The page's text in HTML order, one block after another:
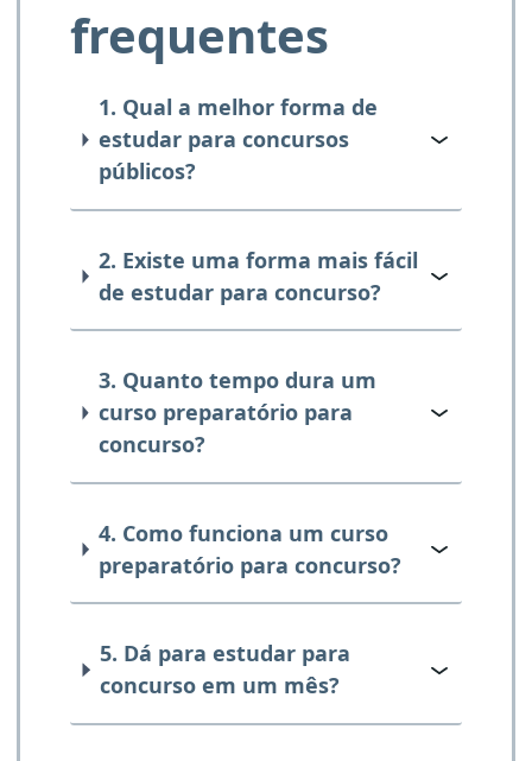
frequentes
1. Qual a melhor forma de
estudar para concursos
públicos?
2. Existe uma forma mais fácil
de estudar para concurso?
3. Quanto tempo dura um
curso preparatório para
concurso?
4. Como funciona um curso
preparatório para concurso?
5. Dá para estudar para
concurso em um mês?